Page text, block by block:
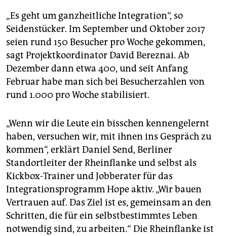
„Es geht um ganzheitliche Integration“, so
Seidenstücker. Im September und Oktober 2017
seien rund 150 Besucher pro Woche gekommen,
sagt Projektkoordinator David Bereznai. Ab
Dezember dann etwa 400, und seit Anfang
Februar habe man sich bei Besucherzahlen von
rund 1.000 pro Woche stabilisiert.
„Wenn wir die Leute ein bisschen kennengelernt
haben, versuchen wir, mit ihnen ins Gespräch zu
kommen“, erklärt Daniel Send, Berliner
Standortleiter der Rheinflanke und selbst als
Kickbox-Trainer und Jobberater für das
Integrationsprogramm Hope aktiv. „Wir bauen
Vertrauen auf. Das Ziel ist es, gemeinsam an den
Schritten, die für ein selbstbestimmtes Leben
notwendig sind, zu arbeiten.“ Die Rheinflanke ist